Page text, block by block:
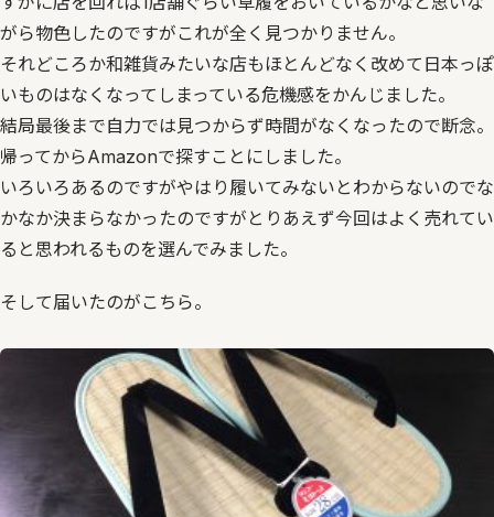
がら物色したのですがこれが全く見つかりません。
それどころか和雑貨みたいな店もほとんどなく改めて日本っぽ
いものはなくなってしまっている危機感をかんじました。
結局最後まで自力では見つからず時間がなくなったので断念。
帰ってからAmazonで探すことにしました。
いろいろあるのですがやはり履いてみないとわからないのでな
かなか決まらなかったのですがとりあえず今回はよく売れてい
ると思われるものを選んでみました。
そして届いたのがこちら。